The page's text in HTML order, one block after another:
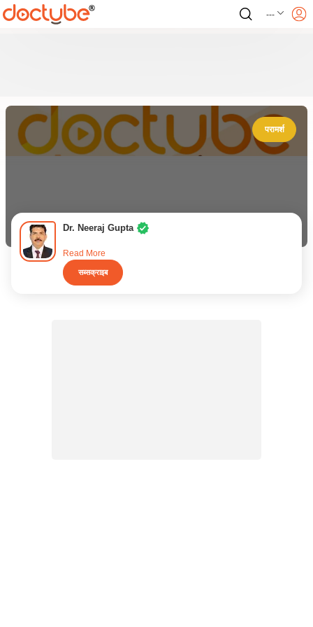
---
परामर्श
Dr. Neeraj Gupta
Read More
सब्सक्राइब